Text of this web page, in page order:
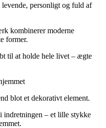
personligt og fuld af
kombinerer moderne
former.
til at holde hele livet – ægte
blot et dekorativt element.
indretningen – et lille stykke